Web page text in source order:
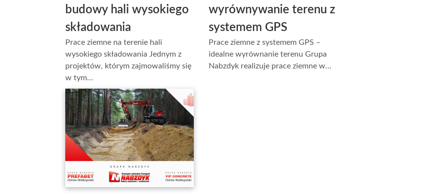
budowy hali wysokiego
składowania
Prace ziemne na terenie hali
wysokiego składowania Jednym z
projektów, którym zajmowaliśmy się
w tym…
wyrównywanie terenu z
systemem GPS
Prace ziemne z systemem GPS –
idealne wyrównanie terenu Grupa
Nabzdyk realizuje prace ziemne w…